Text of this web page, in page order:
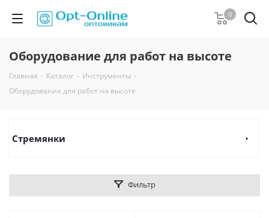
0
Оборудование для работ на высоте
Главная - Каталог - Инструменты -
Оборудование для работ на высоте
Стремянки
Фильтр